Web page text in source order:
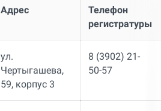
Адрес
Телефон
регистратуры
ул.
Чертыгашева,
59, корпус 3
8 (3902) 21-
50-57